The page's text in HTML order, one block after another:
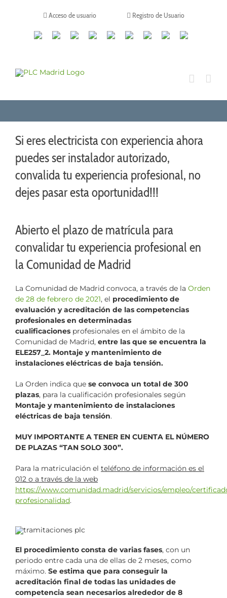
Acceso de usuario Registro de Usuario
CanalesLinkedinYoutubeTiktokFacebookInstagram
X TwitchContacto
Si eres electricista con experiencia ahora
puedes ser instalador autorizado,
convalida tu experiencia profesional, no
dejes pasar esta oportunidad!!!
Abierto el plazo de matrícula para
convalidar tu experiencia profesional en
la Comunidad de Madrid
La Comunidad de Madrid convoca, a través de la Orden
de 28 de febrero de 2021, el procedimiento de
evaluación y acreditación de las competencias
profesionales en determinadas
cualificacionesprofesionales en el ámbito de la
Comunidad de Madrid, entre las que se encuentra la
ELE257_2. Montaje y mantenimiento de
instalaciones eléctricas de baja tensión.
La Orden indica que se convoca un total de 300
plazas, para la cualificación profesionales según
Montaje y mantenimiento de instalaciones
eléctricas de baja tensión.
MUY IMPORTANTE A TENER EN CUENTA EL NÚMERO
DE PLAZAS “TAN SOLO 300”.
Para la matriculación el teléfono de información es el
012 o a través de la web
https://www.comunidad.madrid/servicios/empleo/
profesionalidad.
El procedimiento consta de varias fases, con un
periodo entre cada una de ellas de 2 meses, como
máximo. Se estima que para conseguir la
acreditación final de todas las unidades de
competencia sean necesarios alrededor de 8